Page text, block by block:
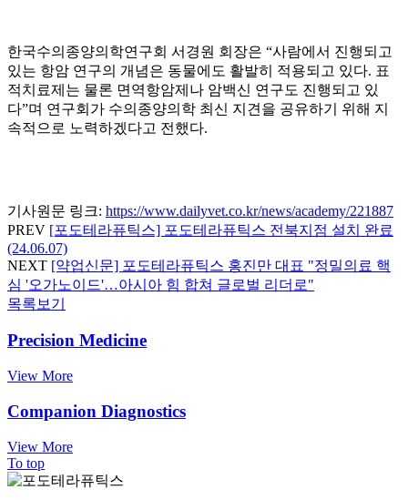
한국수의종양의학연구회 서경원 회장은 “사람에서 진행되고
있는 항암 연구의 개념은 동물에도 활발히 적용되고 있다. 표
적치료제는 물론 면역항암제나 암백신 연구도 진행되고 있
다”며 연구회가 수의종양의학 최신 지견을 공유하기 위해 지
속적으로 노력하겠다고 전했다.
기사원문 링크: https://www.dailyvet.co.kr/news/academy/221887
PREV [포도테라퓨틱스] 포도테라퓨틱스 전북지점 설치 완료
(24.06.07)
NEXT [약업신문] 포도테라퓨틱스 홍진만 대표 "정밀의료 핵
심 '오가노이드'…아시아 힘 합쳐 글로벌 리더로"
목록보기
Precision Medicine
View More
Companion Diagnostics
View More
To top